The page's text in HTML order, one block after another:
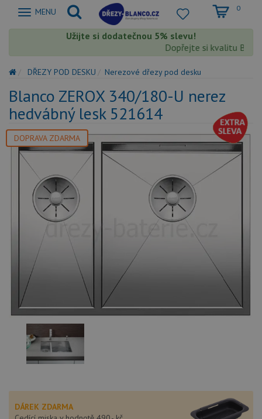
Zobrazit
MENU 0
Užijte si dodatečnou 5% slevu!
Dopřejte si kvalitu
DŘEZY POD DESKU Nerezové dřezy pod desku
Blanco ZEROX 340/180-U nerez
hedvábný lesk 521614
DOPRAVA ZDARMA
DÁREK ZDARMA